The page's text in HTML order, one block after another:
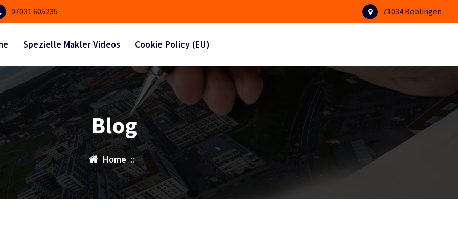
07031 605235 71034 Böblingen
Spezielle Makler Videos Cookie Policy (EU)
Blog
Home ::